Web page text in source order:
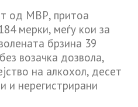
од МВР, притоа
мерки, меѓу кои за
брзина 39
возачка дозвола,
на алкохол, десет
и нерегистрирани